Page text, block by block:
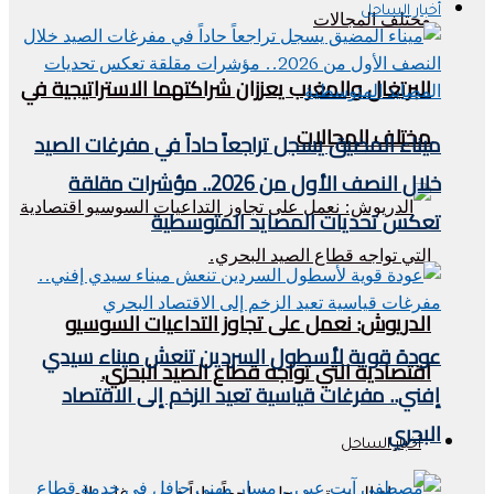
البرتغال والمغرب يعززان شراكتهما الاستراتيجية في
مختلف المجالات
الدريوش: نعمل على تجاوز التداعيات السوسيو
اقتصادية التي تواجه قطاع الصيد البحري.
أخبار الساحل
أخبار الساحل
ميناء المضيق يسجل تراجعاً حاداً في مفرغات الصيد
خلال النصف الأول من 2026.. مؤشرات مقلقة
تعكس تحديات المصايد المتوسطية
عودة قوية لأسطول السردين تنعش ميناء سيدي
إفني.. مفرغات قياسية تعيد الزخم إلى الاقتصاد
البحري